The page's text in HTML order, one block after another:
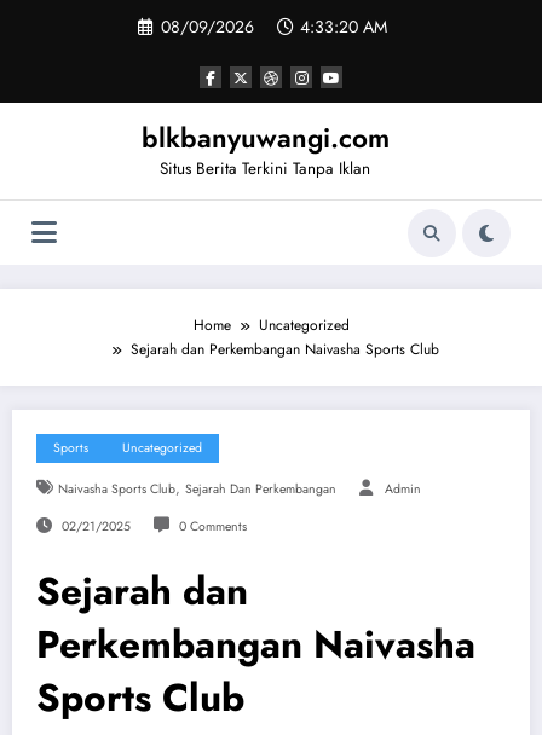
08/09/2026 4:33:21 AM
blkbanyuwangi.com
Situs Berita Terkini Tanpa Iklan
Home
Uncategorized
Sejarah dan Perkembangan Naivasha Sports Club
Sports Uncategorized
Naivasha Sports Club, Sejarah Dan Perkembangan Admin
02/21/2025 0 Comments
Sejarah dan
Perkembangan Naivasha
Sports Club